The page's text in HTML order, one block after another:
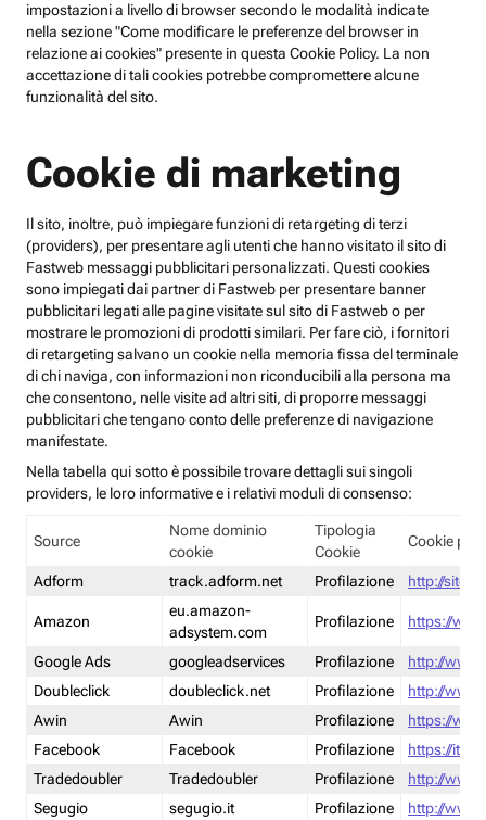
impostazioni a livello di browser secondo le modalità indicate
nella sezione "Come modificare le preferenze del browser in
relazione ai cookies" presente in questa Cookie Policy. La non
accettazione di tali cookies potrebbe compromettere alcune
funzionalità del sito.
Cookie di marketing
Il sito, inoltre, può impiegare funzioni di retargeting di terzi
(providers), per presentare agli utenti che hanno visitato il sito di
Fastweb messaggi pubblicitari personalizzati. Questi cookies
sono impiegati dai partner di Fastweb per presentare banner
pubblicitari legati alle pagine visitate sul sito di Fastweb o per
mostrare le promozioni di prodotti similari. Per fare ciò, i fornitori
di retargeting salvano un cookie nella memoria fissa del terminale
di chi naviga, con informazioni non riconducibili alla persona ma
che consentono, nelle visite ad altri siti, di proporre messaggi
pubblicitari che tengano conto delle preferenze di navigazione
manifestate.
Nella tabella qui sotto è possibile trovare dettagli sui singoli
providers, le loro informative e i relativi moduli di consenso:
Source
Nome dominio
cookie
Tipologia
Cookie
Cookie
Adform track.adform.net Profilazione http://
Amazon
eu.amazon-
adsystem.com
Profilazione https://
Google Ads googleadservices Profilazione
http://
Doubleclick
doubleclick.net Profilazione
http://
Awin
Awin Profilazione
https://
Facebook
Facebook Profilazione
https://it-
Tradedoubler
Tradedoubler Profilazione
http://
Segugio
segugio.it Profilazione
http://